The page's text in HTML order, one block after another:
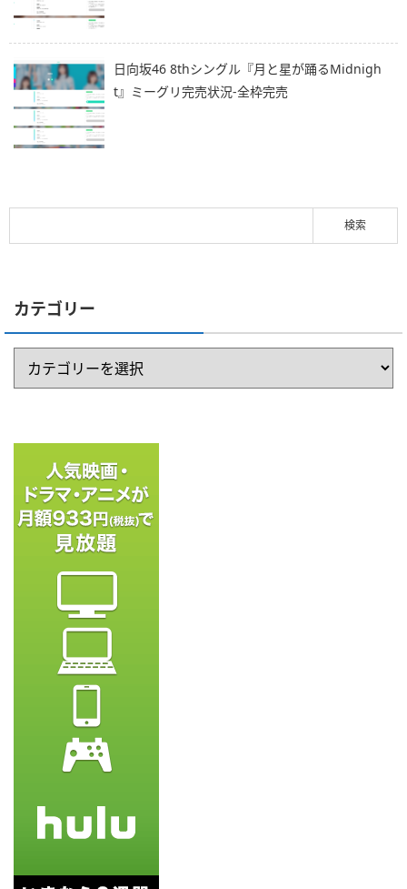
日向坂46 8thシングル『月と星が踊るMidnigh
t』ミーグリ完売状況-全枠完売
カテゴリー